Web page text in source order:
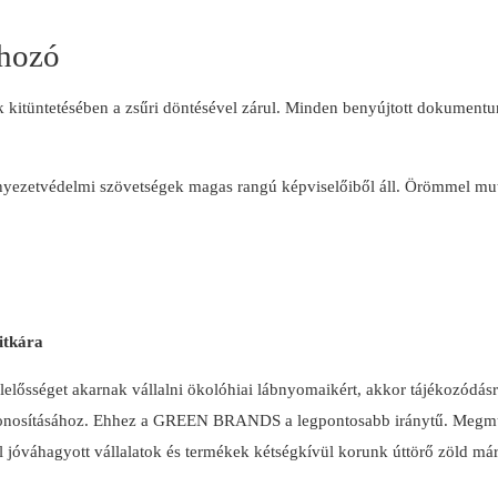
a zsűri döntésével zárul. Minden benyújtott
szövetségek magas rangú képviselőiből áll. Örömmel
akarnak vállalni ökolóhiai lábnyomaikért, akkor
Ehhez a GREEN BRANDS a legpontosabb iránytű.
jóváhagyott vállalatok és termékek kétségkívül korunk úttörő zöld